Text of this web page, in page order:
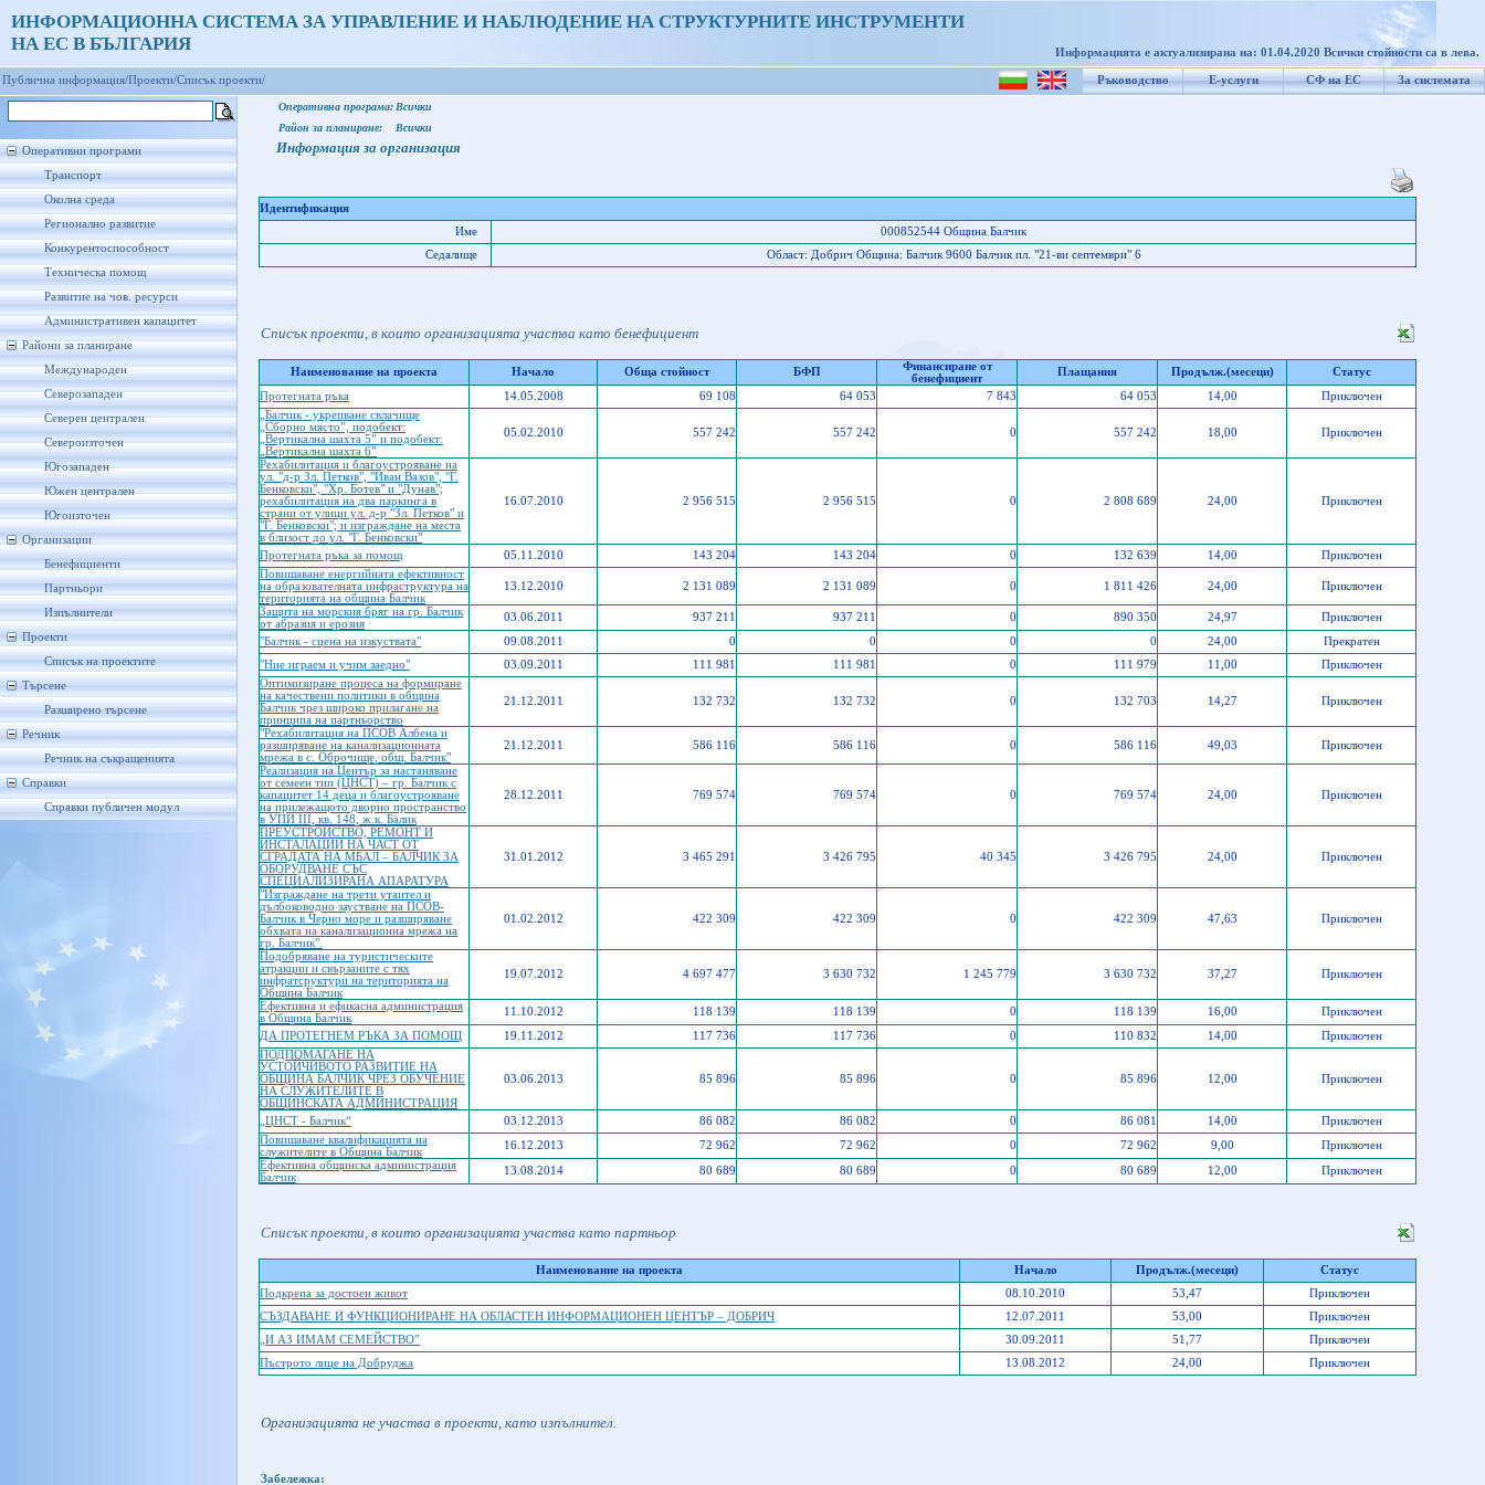
ИНФОРМАЦИОННА СИСТЕМА ЗА УПРАВЛЕНИЕ И НАБЛЮДЕНИЕ НА СТРУКТУРНИТЕ ИНСТРУМЕНТИ
НА ЕС В БЪЛГАРИЯ
Информацията е актуализирана на: 01.04.2020 Всички стойности са в лева.
Ръководство Е-услуги СФ на ЕС За системата
Публична информация/Проекти/Списък проекти/
Оперативни програми
Транспорт
Околна среда
Регионално развитие
Конкурентоспособност
Техническа помощ
Развитие на чов. ресурси
Административен капацитет
Райони за планиране
Международен
Северозападен
Северен централен
Североизточен
Югозападен
Южен централен
Югоизточен
Организации
Бенефициенти
Партньори
Изпълнители
Проекти
Списък на проектите
Търсене
Разширено търсене
Речник
Речник на съкращенията
Справки
Справки публичен модул
Оперативна програма: Всички
Район за планиране:
Всички
Информация за организация
Идентификация
Име
000852544 Община Балчик
Седалище
Област: Добрич Oбщина: Балчик 9600 Балчик пл. "21-ви септември" 6
Списък проекти, в които организацията участва като бенефициент
Наименование на проекта Начало Обща стойност БФП
Финансиране от
бенефициент
Плащания Продълж.(месеци)
Статус
Протегната ръка
14.05.2008 69 108 64 053 7 843 64 053 14,00
Приключен
„Балчик - укрепване свлачище
„Сборно място”, подобект:
„Вертикална шахта 5” и подобект:
„Вертикална шахта 6”
05.02.2010 557 242 557 242 0 557 242 18,00 Приключен
Рехабилитация и благоустрояване на
ул. "д-р Зл. Петков", "Иван Вазов", "Г.
Бенковски", "Хр. Ботев" и "Дунав";
рехабилитация на два паркинга в
страни от улици ул. д-р "Зл. Петков" и
"Г. Бенковски"; и изграждане на места
в близост до ул. "Г. Бенковски"
16.07.2010 2 956 515 2 956 515 0 2 808 689 24,00 Приключен
Протегната ръка за помощ 05.11.2010 143 204 143 204 0 132 639 14,00
Приключен
Повишаване енергийната ефективност
на образователната инфраструктура на
територията на община Балчик
13.12.2010 2 131 089 2 131 089 0 1 811 426 24,00 Приключен
Защита на морския бряг на гр. Балчик
от абразия и ерозия
03.06.2011 937 211 937 211 0 890 350 24,97
Приключен
"Балчик - сцена на изкуствата"
09.08.2011 0 0 0 0 24,00
Прекратен
"Ние играем и учим заедно"
03.09.2011 111 981 111 981 0 111 979 11,00
Приключен
Оптимизиране процеса на формиране
на качествени политики в община
Балчик чрез широко прилагане на
принципа на партньорство
21.12.2011 132 732 132 732 0 132 703 14,27 Приключен
"Рехабилитация на ПСОВ Албена и
разширяване на канализационната
мрежа в с. Оброчище, общ. Балчик"
21.12.2011 586 116 586 116 0 586 116 49,03 Приключен
Реализация на Център за настаняване
от семеен тип (ЦНСТ) – гр. Балчик с
капацитет 14 деца и благоустрояване
на прилежащото дворно пространство
в УПИ III, кв. 148, ж.к. Балик
28.12.2011 769 574 769 574 0 769 574 24,00 Приключен
ПРЕУСТРОЙСТВО, РЕМОНТ И
ИНСТАЛАЦИИ НА ЧАСТ ОТ
СГРАДАТА НА МБАЛ – БАЛЧИК ЗА
ОБОРУДВАНЕ СЪС
СПЕЦИАЛИЗИРАНА АПАРАТУРА
31.01.2012 3 465 291 3 426 795 40 345 3 426 795 24,00 Приключен
"Изграждане на трети утаител и
дълбоководно заустване на ПСОВ-
Балчик в Черно море и разширяване
обхвата на канализационна мрежа на
гр. Балчик".
01.02.2012 422 309 422 309 0 422 309 47,63 Приключен
Подобряване на туристическите
атракции и свързаните с тях
инфратсруктури на територията на
Община Балчик
19.07.2012 4 697 477 3 630 732 1 245 779 3 630 732 37,27 Приключен
Ефективна и ефикасна администрация
в Община Балчик
11.10.2012 118 139 118 139 0 118 139 16,00
Приключен
ДА ПРОТЕГНЕМ РЪКА ЗА ПОМОЩ
19.11.2012 117 736 117 736 0 110 832 14,00
Приключен
ПОДПОМАГАНЕ НА
УСТОЙЧИВОТО РАЗВИТИЕ НА
ОБЩИНА БАЛЧИК ЧРЕЗ ОБУЧЕНИЕ
НА СЛУЖИТЕЛИТЕ В
ОБЩИНСКАТА АДМИНИСТРАЦИЯ
03.06.2013 85 896 85 896 0 85 896 12,00 Приключен
„ЦНСТ - Балчик“ 03.12.2013 86 082 86 082 0 86 081 14,00
Приключен
Повишаване квалификацията на
служителите в Община Балчик
16.12.2013 72 962 72 962 0 72 962 9,00
Приключен
Ефективна общинска администрация
Балчик
13.08.2014 80 689 80 689 0 80 689 12,00 Приключен
Списък проекти, в които организацията участва като партньор
Наименование на проекта Начало Продълж.(месеци)
Статус
Подкрепа за достоен живот
08.10.2010 53,47
Приключен
СЪЗДАВАНЕ И ФУНКЦИОНИРАНЕ НА ОБЛАСТЕН ИНФОРМАЦИОНЕН ЦЕНТЪР – ДОБРИЧ
12.07.2011 53,00
Приключен
„И АЗ ИМАМ СЕМЕЙСТВО”
30.09.2011 51,77
Приключен
Пъстрото лице на Добруджа
13.08.2012 24,00 Приключен
Организацията не участва в проекти, като изпълнител.
Забележка: